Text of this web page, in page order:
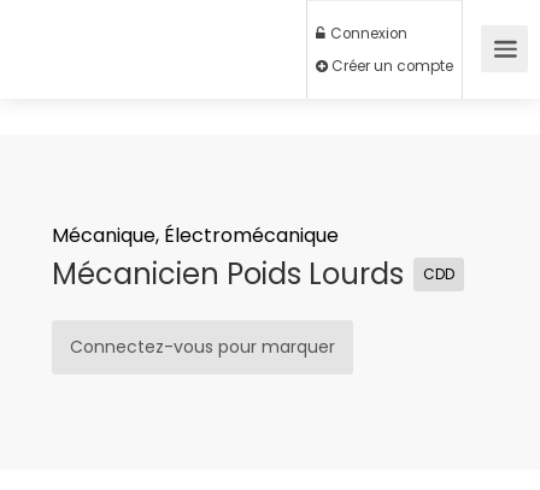
Connexion
Créer un compte
Mécanique, Électromécanique
Mécanicien Poids Lourds CDD
Connectez-vous pour marquer